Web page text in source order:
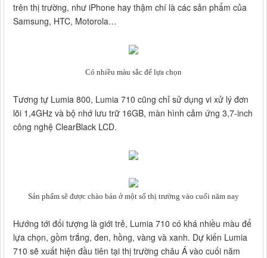
trên thị trường, như iPhone hay thậm chí là các sản phẩm của
Samsung, HTC, Motorola…
Có nhiều màu sắc để lựa chọn
Tương tự Lumia 800, Lumia 710 cũng chỉ sử dụng vi xử lý đơn
lõi 1,4GHz và bộ nhớ lưu trữ 16GB, màn hình cảm ứng 3,7-inch
công nghệ ClearBlack LCD.
Sản phẩm sẽ được chào bán ở một số thị trường vào cuối năm nay
Hướng tới đối tượng là giới trẻ, Lumia 710 có khá nhiều màu để
lựa chọn, gồm trắng, đen, hồng, vàng và xanh. Dự kiến Lumia
710 sẽ xuất hiện đầu tiên tại thị trường châu Á vào cuối năm